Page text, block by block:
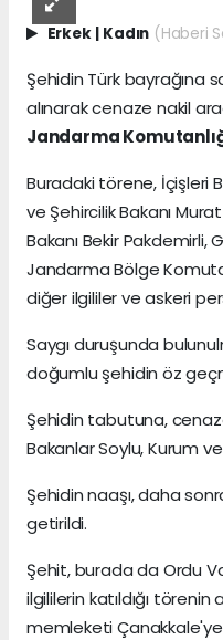
Erkek | Kadın (Haberi
Şehidin Türk bayrağına
alınarak cenaze nakil
Jandarma
Buradaki törene, İçişleri
ve Şehircilik Bakanı
Bakanı Bekir Pakdemirli,
Jandarma Bölge
diğer ilgililer ve askeri
Saygı duruşunda
doğumlu şehidin öz
Şehidin tabutuna,
Bakanlar Soylu, Kurum
Şehidin naaşı, daha
getirildi.
Şehit, burada da Ordu
ilgililerin katıldığı
memleketi Çanakkale'ye